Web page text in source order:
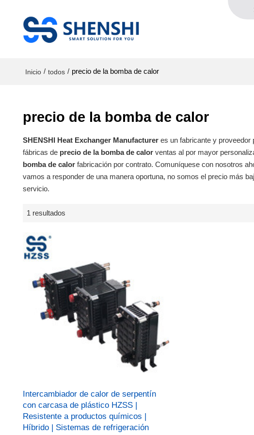
Inicio / todos / precio de la bomba de calor
precio de la bomba de calor
SHENSHI Heat Exchanger Manufacturer​es un fabricante y proveedor
fábricas de precio de la bomba de calorventas al por mayor
bomba de calorfabricación por contrato. Comuníquese con nosotros
vamos a responder de una manera oportuna, no somos el precio más
servicio.
1 resultados
Intercambiador de calor de serpentín
con carcasa de plástico HZSS |
Resistente a productos químicos |
Híbrido | Sistemas de refrigeración